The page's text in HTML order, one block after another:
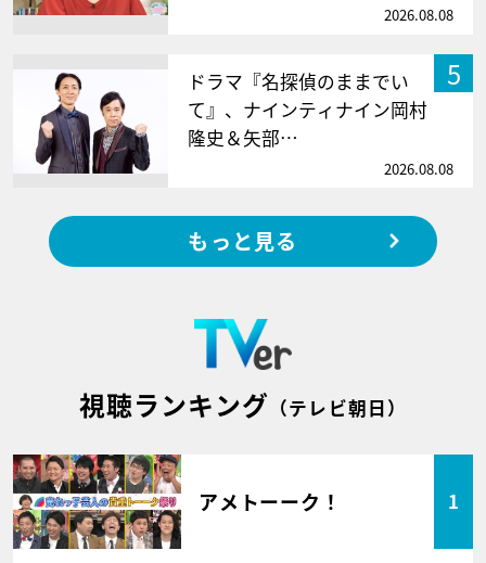
2026.08.08
5
ドラマ『名探偵のままでい
て』、ナインティナイン岡村
隆史＆矢部…
2026.08.08
もっと見る
視聴ランキング （テレビ朝日）
アメトーーク！ 1